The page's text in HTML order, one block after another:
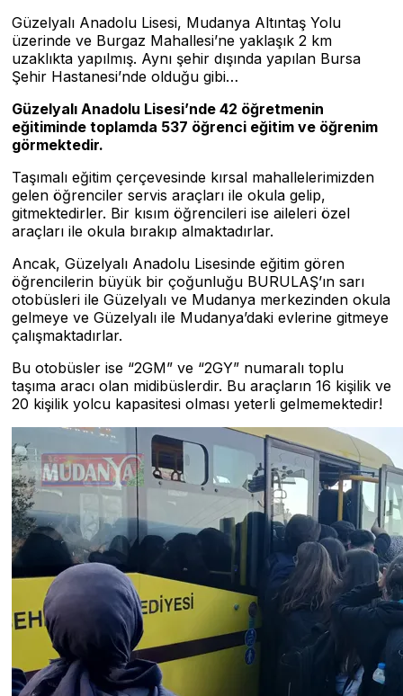
Güzelyalı Anadolu Lisesi, Mudanya Altıntaş Yolu
üzerinde ve Burgaz Mahallesi’ne yaklaşık 2 km
uzaklıkta yapılmış. Aynı şehir dışında yapılan Bursa
Şehir Hastanesi’nde olduğu gibi…
Güzelyalı Anadolu Lisesi’nde 42 öğretmenin
eğitiminde toplamda 537 öğrenci eğitim ve öğrenim
görmektedir.
Taşımalı eğitim çerçevesinde kırsal mahallelerimizden
gelen öğrenciler servis araçları ile okula gelip,
gitmektedirler. Bir kısım öğrencileri ise aileleri özel
araçları ile okula bırakıp almaktadırlar.
Ancak, Güzelyalı Anadolu Lisesinde eğitim gören
öğrencilerin büyük bir çoğunluğu BURULAŞ’ın sarı
otobüsleri ile Güzelyalı ve Mudanya merkezinden okula
gelmeye ve Güzelyalı ile Mudanya’daki evlerine gitmeye
çalışmaktadırlar.
Bu otobüsler ise “2GM” ve “2GY” numaralı toplu
taşıma aracı olan midibüslerdir. Bu araçların 16 kişilik ve
20 kişilik yolcu kapasitesi olması yeterli gelmemektedir!